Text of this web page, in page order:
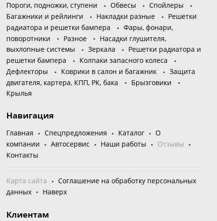
Пороги, подножки, ступени Обвесы
Спойлеры
Багажники и рейлинги
Накладки разные
Решетки
радиатора и решетки бампера
Фары, фонари,
поворотники
Разное
Насадки глушителя,
выхлопные системы
Зеркала
Решетки радиатора и
решетки бампера
Колпаки запасного колеса
Дефлекторы
Коврики в салон и багажник
Защита
двигателя, картера, КПП, РК, бака
Брызговики
Крылья
Навигация
Главная Спецпредложения Каталог
О
компании
Автосервис Наши работы
Отзывы
Контакты
Карта сайта
Соглашение на обработку персональных
данных
Наверх
Клиентам